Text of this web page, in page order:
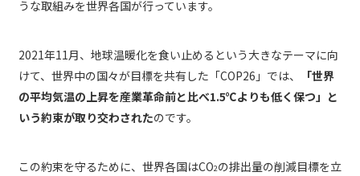
うな取組みを世界各国が行っています。
2021年11月、地球温暖化を食い止めるという大きなテーマに向
けて、世界中の国々が目標を共有した「COP26」では、
「世界
の平均気温の上昇を産業革命前と比べ1.5℃よりも低く保つ」と
いう約束が取り交わされたのです。
この約束を守るために、世界各国はCO2の排出量の削減目標を立